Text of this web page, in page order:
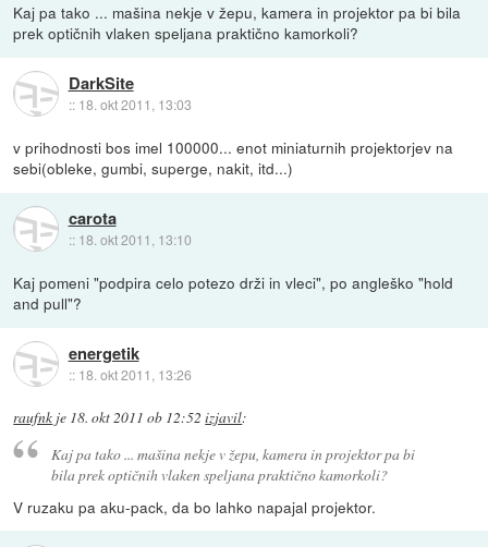
Kaj pa tako ... mašina nekje v žepu, kamera in projektor pa bi bila
prek optičnih vlaken speljana praktično kamorkoli?
DarkSite
:: 18. okt 2011, 13:03
v prihodnosti bos imel 100000... enot miniaturnih projektorjev na
sebi(obleke, gumbi, superge, nakit, itd...)
carota
:: 18. okt 2011, 13:10
Kaj pomeni "podpira celo potezo drži in vleci", po angleško "hold
and pull"?
energetik
:: 18. okt 2011, 13:26
raufnk je 18. okt 2011 ob 12:52 izjavil:
Kaj pa tako ... mašina nekje v žepu, kamera in projektor pa bi
bila prek optičnih vlaken speljana praktično kamorkoli?
V ruzaku pa aku-pack, da bo lahko napajal projektor.